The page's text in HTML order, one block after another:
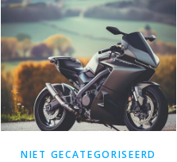
NIET GECATEGORISEERD